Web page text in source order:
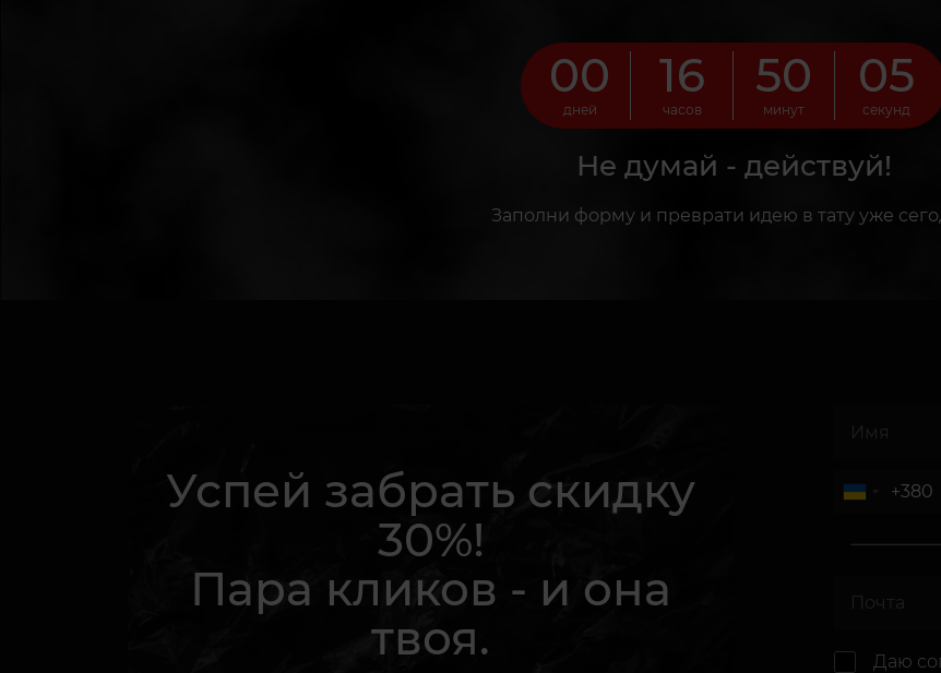
00
дней
16
часов
50
минут
03
секунд
Не думай - действуй!
Заполни форму и преврати идею в тату уже
Успей забрать скидку
30%!
Пара кликов - и она
твоя.
Даю